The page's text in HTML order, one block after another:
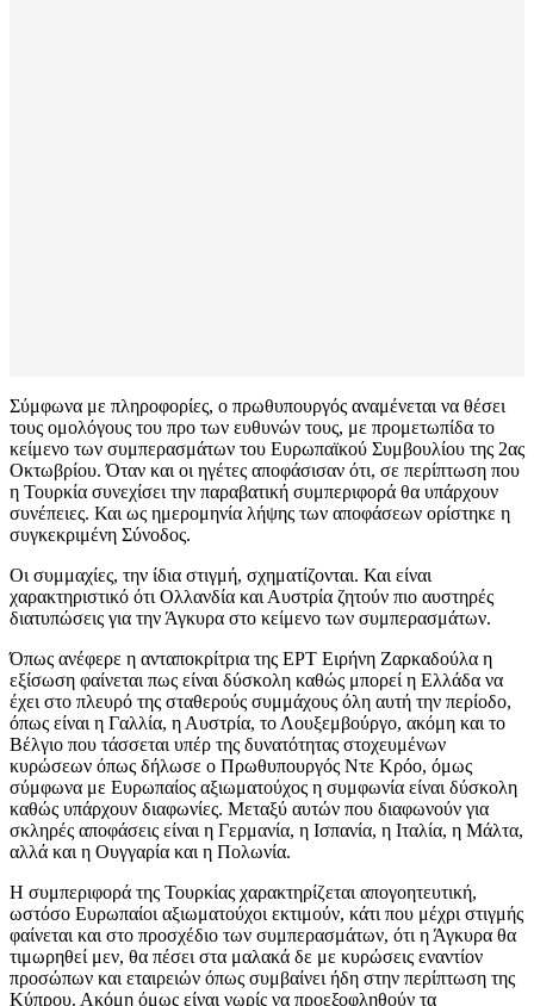
Σύμφωνα με πληροφορίες, ο πρωθυπουργός αναμένεται να θέσει
τους ομολόγους του προ των ευθυνών τους, με προμετωπίδα το
κείμενο των συμπερασμάτων του Ευρωπαϊκού Συμβουλίου της 2ας
Οκτωβρίου. Όταν και οι ηγέτες αποφάσισαν ότι, σε περίπτωση που
η Τουρκία συνεχίσει την παραβατική συμπεριφορά θα υπάρχουν
συνέπειες. Και ως ημερομηνία λήψης των αποφάσεων ορίστηκε η
συγκεκριμένη Σύνοδος.
Οι συμμαχίες, την ίδια στιγμή, σχηματίζονται. Και είναι
χαρακτηριστικό ότι Ολλανδία και Αυστρία ζητούν πιο αυστηρές
διατυπώσεις για την Άγκυρα στο κείμενο των συμπερασμάτων.
Όπως ανέφερε η ανταποκρίτρια της ΕΡΤ Ειρήνη Ζαρκαδούλα η
εξίσωση φαίνεται πως είναι δύσκολη καθώς μπορεί η Ελλάδα να
έχει στο πλευρό της σταθερούς συμμάχους όλη αυτή την περίοδο,
όπως είναι η Γαλλία, η Αυστρία, το Λουξεμβούργο, ακόμη και το
Βέλγιο που τάσσεται υπέρ της δυνατότητας στοχευμένων
κυρώσεων όπως δήλωσε ο Πρωθυπουργός Ντε Κρόο, όμως
σύμφωνα με Ευρωπαίος αξιωματούχος η συμφωνία είναι δύσκολη
καθώς υπάρχουν διαφωνίες. Μεταξύ αυτών που διαφωνούν για
σκληρές αποφάσεις είναι η Γερμανία, η Ισπανία, η Ιταλία, η Μάλτα,
αλλά και η Ουγγαρία και η Πολωνία.
Η συμπεριφορά της Τουρκίας χαρακτηρίζεται απογοητευτική,
ωστόσο Ευρωπαίοι αξιωματούχοι εκτιμούν, κάτι που μέχρι στιγμής
φαίνεται και στο προσχέδιο των συμπερασμάτων, ότι η Άγκυρα θα
τιμωρηθεί μεν, θα πέσει στα μαλακά δε με κυρώσεις εναντίον
προσώπων και εταιρειών όπως συμβαίνει ήδη στην περίπτωση της
Κύπρου. Ακόμη όμως είναι νωρίς να προεξοφληθούν τα